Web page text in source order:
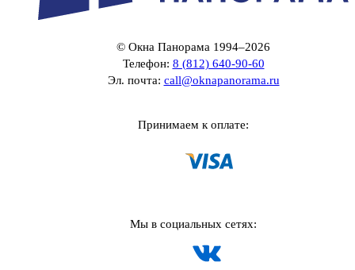
© Окна Панорама 1994–2026
Телефон: 8 (812) 640-90-60
Эл. почта: call@oknapanorama.ru
Принимаем к оплате:
Мы в социальных сетях: